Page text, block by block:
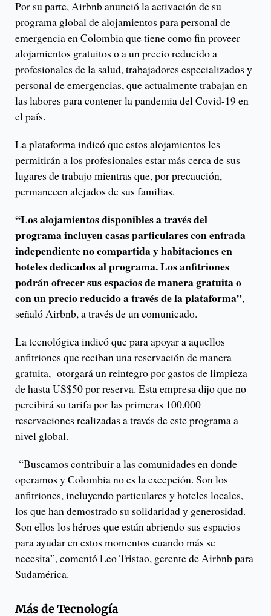
Por su parte, Airbnb anunció la activación de su
programa global de alojamientos para personal de
emergencia en Colombia que tiene como fin proveer
alojamientos gratuitos o a un precio reducido a
profesionales de la salud, trabajadores especializados y
personal de emergencias, que actualmente trabajan en
las labores para contener la pandemia del Covid-19 en
el país.
La plataforma indicó que estos alojamientos les
permitirán a los profesionales estar más cerca de sus
lugares de trabajo mientras que, por precaución,
permanecen alejados de sus familias.
“Los alojamientos disponibles a través del
programa incluyen casas particulares con entrada
independiente no compartida y habitaciones en
hoteles dedicados al programa. Los anfitriones
podrán ofrecer sus espacios de manera gratuita o
con un precio reducido a través de la plataforma”,
señaló Airbnb, a través de un comunicado.
La tecnológica indicó que para apoyar a aquellos
anfitriones que reciban una reservación de manera
gratuita, otorgará un reintegro por gastos de limpieza
de hasta US$50 por reserva. Esta empresa dijo que no
percibirá su tarifa por las primeras 100.000
reservaciones realizadas a través de este programa a
nivel global.
“Buscamos contribuir a las comunidades en donde
operamos y Colombia no es la excepción. Son los
anfitriones, incluyendo particulares y hoteles locales,
los que han demostrado su solidaridad y generosidad.
Son ellos los héroes que están abriendo sus espacios
para ayudar en estos momentos cuando más se
necesita”, comentó Leo Tristao, gerente de Airbnb para
Sudamérica.
Más deTecnología